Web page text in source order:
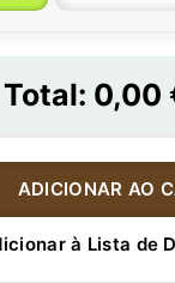
Total: 0,00
ADICIONAR AO
à Lista de